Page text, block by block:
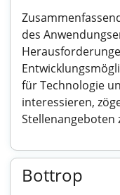
des
für Technologie
interessieren,
Stellenangeboten
Bottrop